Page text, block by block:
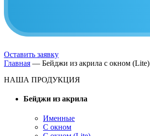
Оставить заявку
Главная — Бейджи из акрила с окном (Lite)
НАША ПРОДУКЦИЯ
Бейджи из акрила
Именные
С окном